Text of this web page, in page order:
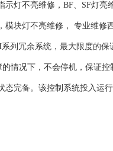
灯不亮维修，BF、SF灯
块灯不亮维修， 专业维修
列冗余系统，最大限度的
情况下，不会停机，保证
态完备。该控制系统投入运